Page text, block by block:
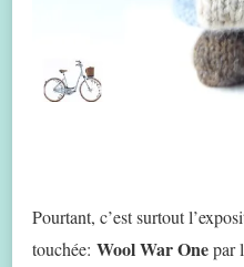
Pourtant, c’est surtout
touchée: Wool War Onepar